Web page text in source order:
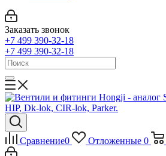
Заказать звонок
+7 499 390-32-18
+7 499 390-32-18
Сравнение0 Отложенные 0